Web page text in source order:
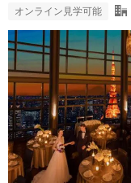
オンライン見学可能